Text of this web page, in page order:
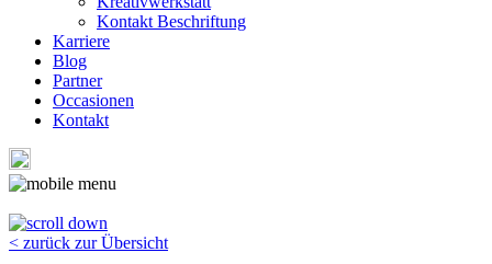
Kontakt Beschriftung
Karriere
Blog
Partner
Occasionen
Kontakt
< zurück zur Übersicht